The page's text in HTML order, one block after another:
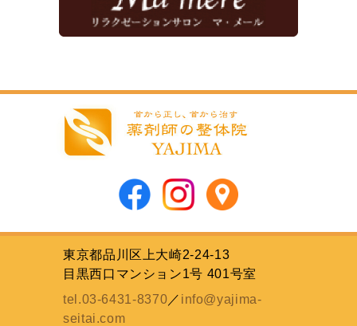
東京都品川区上大崎2-24-13
目黒西口マンション1号 401号室
tel.03-6431-8370／ info@yajima-
seitai.com